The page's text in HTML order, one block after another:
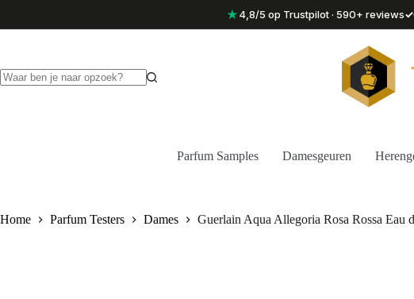
★4,8/5 op Trustpilot · 590+ reviews✓
Parfum Samples Damesgeuren
Home Parfum Testers Dames Guerlain Aqua Allegoria Rosa Rossa Eau